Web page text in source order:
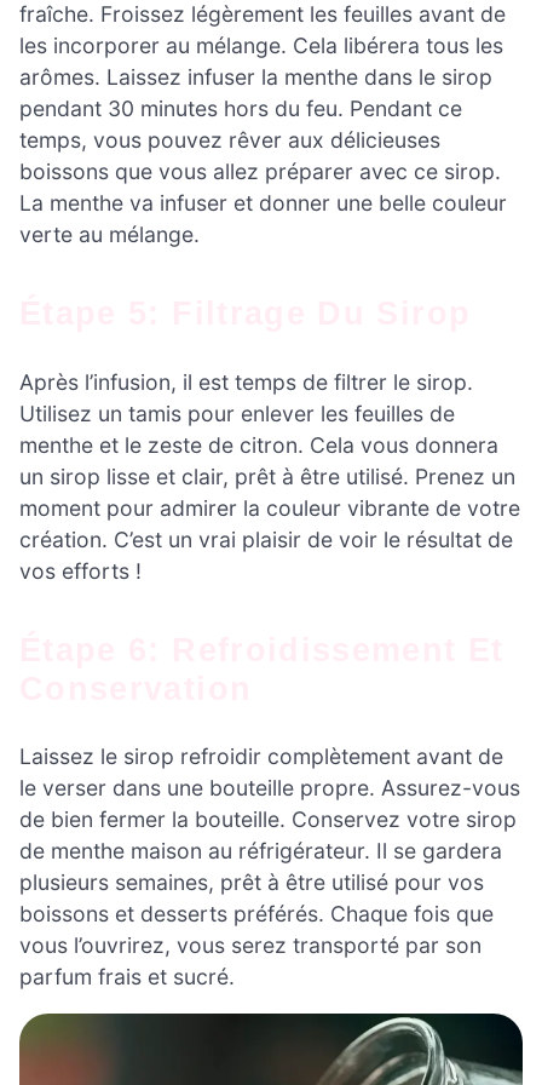
fraîche. Froissez légèrement les feuilles avant de
les incorporer au mélange. Cela libérera tous les
arômes. Laissez infuser la menthe dans le sirop
pendant 30 minutes hors du feu. Pendant ce
temps, vous pouvez rêver aux délicieuses
boissons que vous allez préparer avec ce sirop.
La menthe va infuser et donner une belle couleur
verte au mélange.
Après l’infusion, il est temps de filtrer le sirop.
Utilisez un tamis pour enlever les feuilles de
menthe et le zeste de citron. Cela vous donnera
un sirop lisse et clair, prêt à être utilisé. Prenez un
moment pour admirer la couleur vibrante de votre
création. C’est un vrai plaisir de voir le résultat de
vos efforts !
Laissez le sirop refroidir complètement avant de
le verser dans une bouteille propre. Assurez-vous
de bien fermer la bouteille. Conservez votre sirop
de menthe maison au réfrigérateur. Il se gardera
plusieurs semaines, prêt à être utilisé pour vos
boissons et desserts préférés. Chaque fois que
vous l’ouvrirez, vous serez transporté par son
parfum frais et sucré.